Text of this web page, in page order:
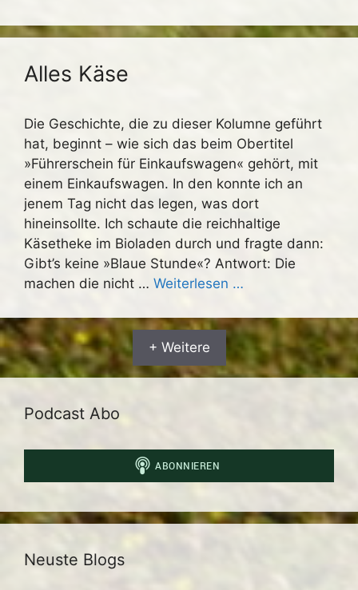
Alles Käse
Die Geschichte, die zu dieser Kolumne geführt
hat, beginnt – wie sich das beim Obertitel
»Führerschein für Einkaufswagen« gehört, mit
einem Einkaufswagen. In den konnte ich an
jenem Tag nicht das legen, was dort
hineinsollte. Ich schaute die reichhaltige
Käsetheke im Bioladen durch und fragte dann:
Gibt’s keine »Blaue Stunde«? Antwort: Die
machen die nicht … Weiterlesen …
+ Weitere
Podcast Abo
Neuste Blogs